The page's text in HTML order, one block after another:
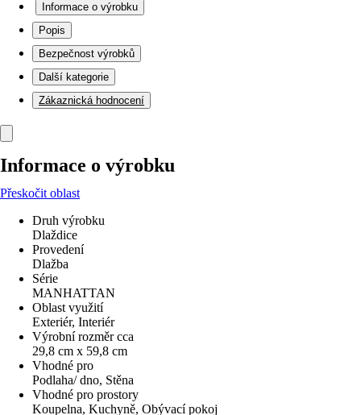
Informace o výrobku
Popis
Bezpečnost výrobků
Další kategorie
Zákaznická hodnocení
Informace o výrobku
Přeskočit oblast
Druh výrobku
Dlaždice
Provedení
Dlažba
Série
MANHATTAN
Oblast využití
Exteriér, Interiér
Výrobní rozměr cca
29,8 cm x 59,8 cm
Vhodné pro
Podlaha/ dno, Stěna
Vhodné pro prostory
Koupelna, Kuchyně, Obývací pokoj